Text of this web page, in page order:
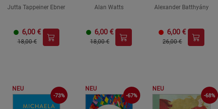
Jutta Tappeiner Ebner
6,00 €
18,00 €
Alan Watts
6,00 €
18,00 €
Alexander Batthyány
6,00 €
26,00 €
NEU
-73%
NEU
-67%
NEU
-68%